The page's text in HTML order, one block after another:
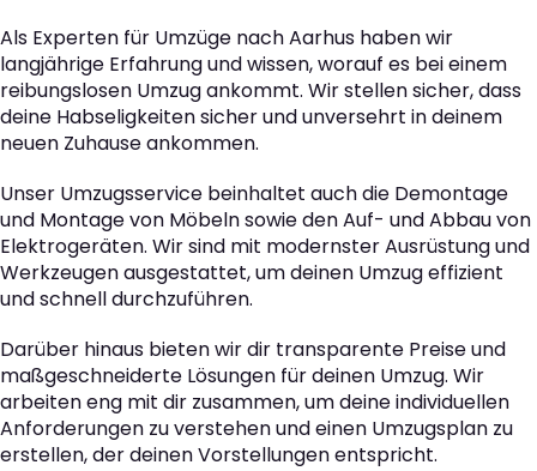
Als Experten für Umzüge nach Aarhus haben wir
langjährige Erfahrung und wissen, worauf es bei einem
reibungslosen Umzug ankommt. Wir stellen sicher, dass
deine Habseligkeiten sicher und unversehrt in deinem
neuen Zuhause ankommen.
Unser Umzugsservice beinhaltet auch die Demontage
und Montage von Möbeln sowie den Auf- und Abbau von
Elektrogeräten. Wir sind mit modernster Ausrüstung und
Werkzeugen ausgestattet, um deinen Umzug effizient
und schnell durchzuführen.
Darüber hinaus bieten wir dir transparente Preise und
maßgeschneiderte Lösungen für deinen Umzug. Wir
arbeiten eng mit dir zusammen, um deine individuellen
Anforderungen zu verstehen und einen Umzugsplan zu
erstellen, der deinen Vorstellungen entspricht.